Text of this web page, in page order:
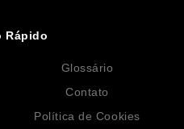
Rápido
Glossário
Contato
Política de Cookies